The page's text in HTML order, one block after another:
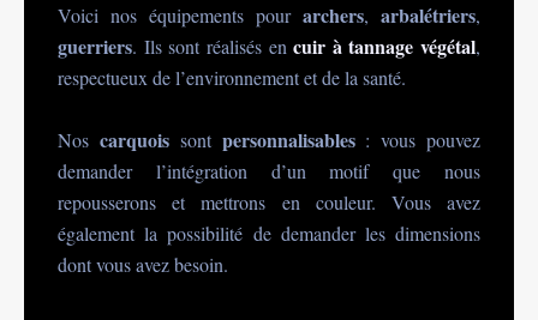
Voici nos équipements pour archers, arbalétriers,
guerriers. Ils sont réalisés encuir à tannage végétal,
respectueux de l’environnement et de la santé.
Nos carquoissont personnalisables: vous pouvez
demander l’intégration d’un motif que nous
repousserons et mettrons en couleur. Vous avez
également la possibilité de demander les dimensions
dont vous avez besoin.